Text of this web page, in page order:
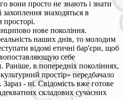
вони просто не знають і знати
захоплення знаходяться в
нове покоління.
наших днів, то молодим
відомі етичні бар'єри, щоб
себе
Раніше, в попередніх поколіннях,
простір» передбачало
- ні. Свідомість вже готове
складових сучасних